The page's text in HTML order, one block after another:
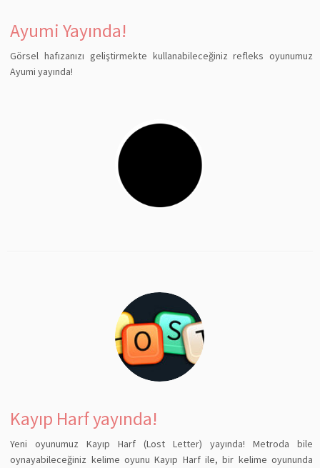
Ayumi Yayında!
Görsel hafızanızı geliştirmekte kullanabileceğiniz refleks oyunumuz
Ayumi yayında!
Kayıp Harf yayında!
Yeni oyunumuz Kayıp Harf (Lost Letter) yayında! Metroda bile
oynayabileceğiniz kelime oyunu Kayıp Harf ile, bir kelime oyununda